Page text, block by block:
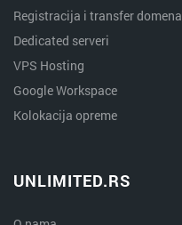
Registracija i transfer domena
Dedicated serveri
VPS Hosting
Google Workspace
Kolokacija opreme
UNLIMITED.RS